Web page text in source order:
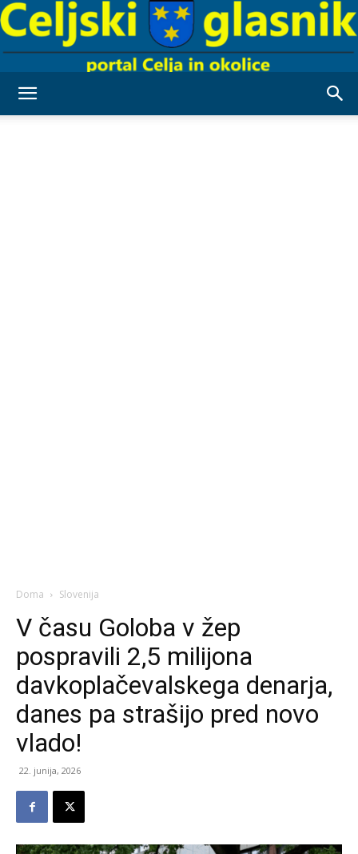
Doma Slovenija
V času Goloba v žep
pospravili 2,5 milijona
davkoplačevalskega denarja,
danes pa strašijo pred novo
vlado!
22. junija, 2026